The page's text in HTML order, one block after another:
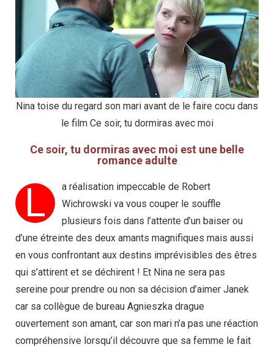
Nina toise du regard son mari avant de le faire cocu dans
le film Ce soir, tu dormiras avec moi
Ce soir, tu dormiras avec moi est une belle
romance adulte
L
a réalisation impeccable de Robert
Wichrowski va vous couper le souffle
plusieurs fois dans l’attente d’un baiser ou
d’une étreinte des deux amants magnifiques mais aussi
en vous confrontant aux destins imprévisibles des êtres
qui s’attirent et se déchirent ! Et Nina ne sera pas
sereine pour prendre ou non sa décision d’aimer Janek
car sa collègue de bureau Agnieszka drague
ouvertement son amant, car son mari n’a pas une réaction
compréhensive lorsqu’il découvre que sa femme le fait